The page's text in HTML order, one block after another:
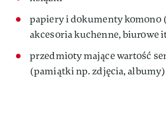
papiery i dokumenty komono
akcesoria kuchenne, biurowe
przedmioty mające wartość
(pamiątki np. zdjęcia,